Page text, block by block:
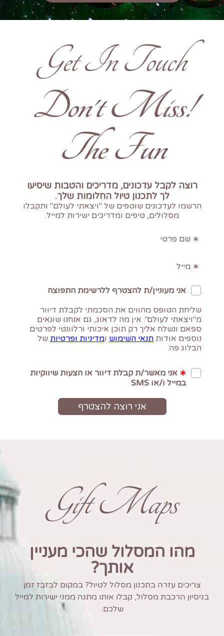
Get In Touch
!Don't Miss
The Fun
Gift Maps
מהו המסלול שהכי מעניין
אותך?
צריכים עזרה בתכנון מסלול לטיול? במקום לבזבז זמן
בניסיון הרכבת מסלול, קבלו אותו מתנה ממני ישירות למייל
שלכם.